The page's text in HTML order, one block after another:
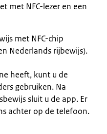
met NFC-lezer en een
met NFC-chip
Nederlands rijbewijs).
heeft, kunt u de
gebruiken. Na
sluit u de app. Er
achter op de telefoon.